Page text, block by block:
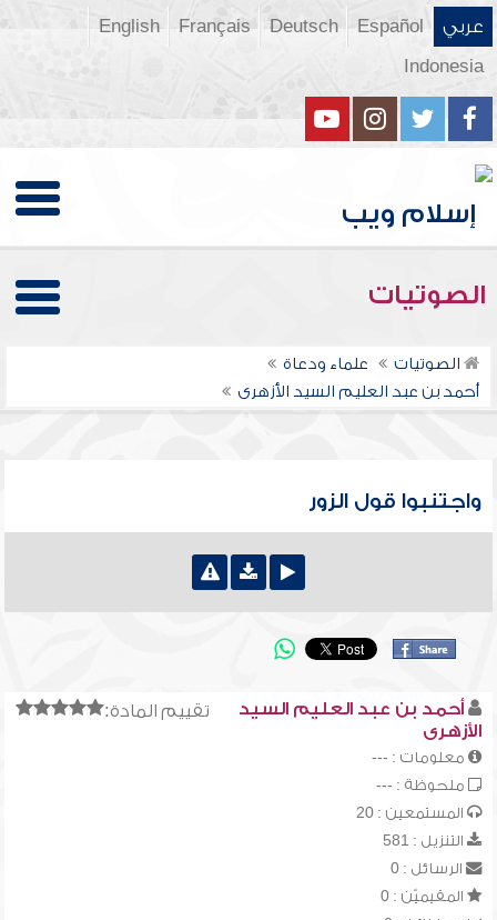
عربي Español
Deutsch
Français
English
Indonesia
الصوتيات
الصوتيات
علماء ودعاة
أحمد بن عبد العليم السيد الأزهرى
واجتنبوا قول الزور
تقييم المادة:
أحمد بن عبد العليم السيد
الأزهرى
معلومات : ---
ملحوظة : ---
المستمعين : 20
التنزيل : 581
الرسائل : 0
المقيميّن : 0